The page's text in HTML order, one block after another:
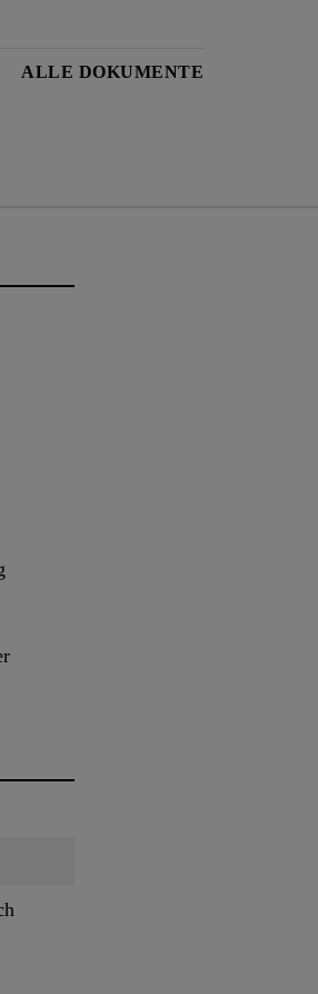
ALLE DOKUMENTE